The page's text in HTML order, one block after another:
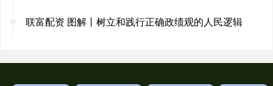
联富配资 图解丨树立和践行正确政绩观的人民逻辑